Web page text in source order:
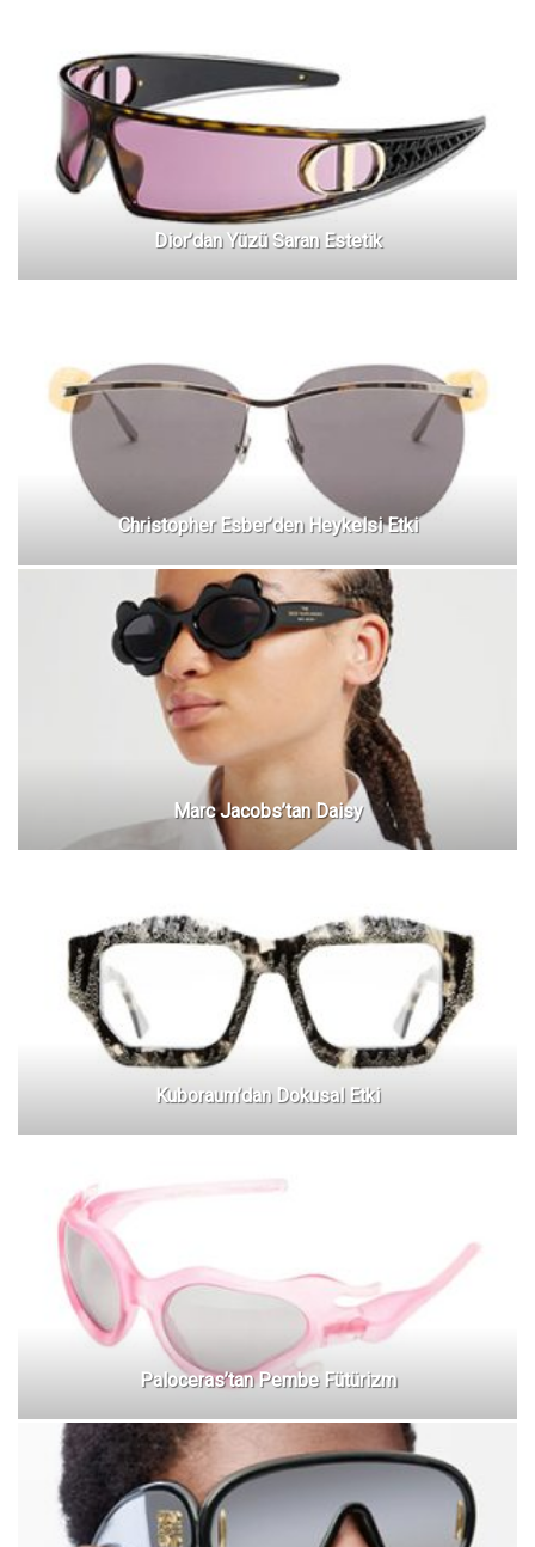
Dior’dan Yüzü Saran Estetik
Christopher Esber’den Heykelsi Etki
Marc Jacobs’tan Daisy
Kuboraum’dan Dokusal Etki
Paloceras’tan Pembe Fütürizm